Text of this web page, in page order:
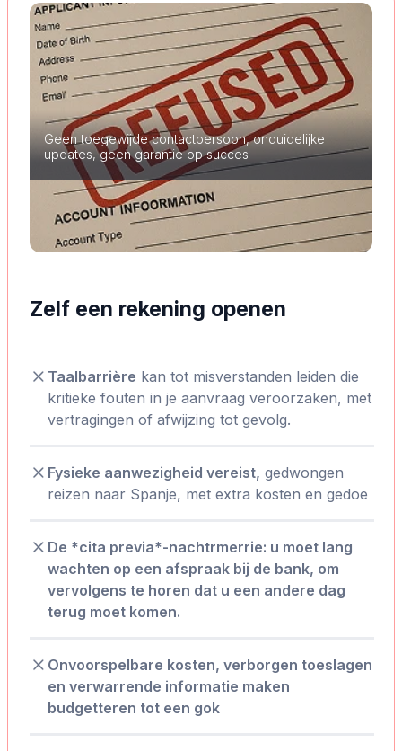
Geen toegewijde contactpersoon, onduidelijke
updates, geen garantie op succes
Zelf een rekening openen
Taalbarrière kan tot misverstanden leiden die
kritieke fouten in je aanvraag veroorzaken, met
vertragingen of afwijzing tot gevolg.
Fysieke aanwezigheid vereist, gedwongen
reizen naar Spanje, met extra kosten en gedoe
De *cita previa*-nachtrmerrie: u moet lang
wachten op een afspraak bij de bank, om
vervolgens te horen dat u een andere dag
terug moet komen.
Onvoorspelbare kosten, verborgen toeslagen
en verwarrende informatie maken
budgetteren tot een gok